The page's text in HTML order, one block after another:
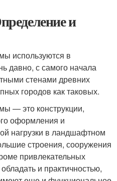
и
используются в
давно, с самого начала
стенами древних
городов как таковых.
— это конструкции,
оформления и
нагрузки в ландшафтном
строения, сооружения
привлекательных
и практичностью,